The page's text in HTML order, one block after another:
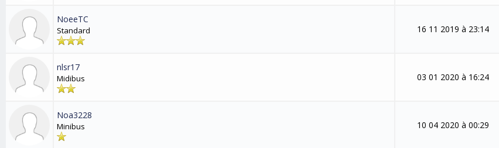
NoeeTC
Standard 16 11 2019 à 23:14
nlsr17
Midibus 03 01 2020 à 16:24
Noa3228
Minibus 10 04 2020 à 00:29